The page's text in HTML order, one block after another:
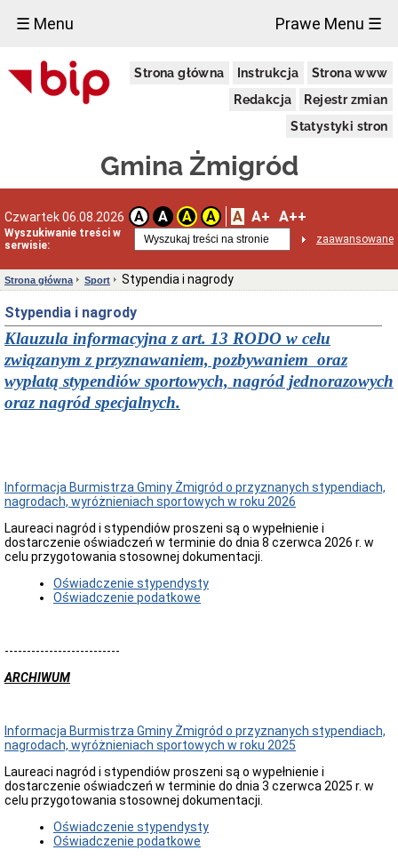
☰ Menu Prawe Menu ☰
Strona główna Instrukcja
Strona www
Redakcja
Rejestr zmian
Statystyki stron
Gmina Żmigród
Czwartek 06.08.2026 A A A A A A+ A++
Wyszukiwanie treści w
serwisie:
zaawansowane
Urząd
Miejski
zewnętrzne
Wiadomości
adresowe
i
godziny
otwarcia
Kierownictwo
Urzędu
i
Schemat
Organizacyjny
Miejskiego
w
Żmigrodzie
Struktura
organizacyjna
Petycje
Budżet
Obywatelski
w
Gminie
Żmigród
Raporty
stanie
gminy
Strona główna Sport Stypendia i nagrody
Stypendia i nagrody
Klauzula informacyjna z art. 13 RODO w celu
związanym z przyznawaniem, pozbywaniem oraz
wypłatą stypendiów sportowych, nagród jednorazowych
oraz nagród specjalnych.
Informacja Burmistrza Gminy Żmigród o przyznanych stypendiach,
nagrodach, wyróżnieniach sportowych w roku 2026
Laureaci nagród i stypendiów proszeni są o wypełnienie i
dostarczenie oświadczeń w terminie do dnia 8 czerwca 2026 r. w
celu przygotowania stosownej dokumentacji.
Oświadczenie stypendysty
Oświadczenie podatkowe
--------------------------
ARCHIWUM
Informacja Burmistrza Gminy Żmigród o przyznanych stypendiach,
nagrodach, wyróżnieniach sportowych w roku 2025
Laureaci nagród i stypendiów proszeni są o wypełnienie i
dostarczenie oświadczeń w terminie do dnia 3 czerwca 2025 r. w
celu przygotowania stosownej dokumentacji.
Oświadczenie stypendysty
Oświadczenie podatkowe
×